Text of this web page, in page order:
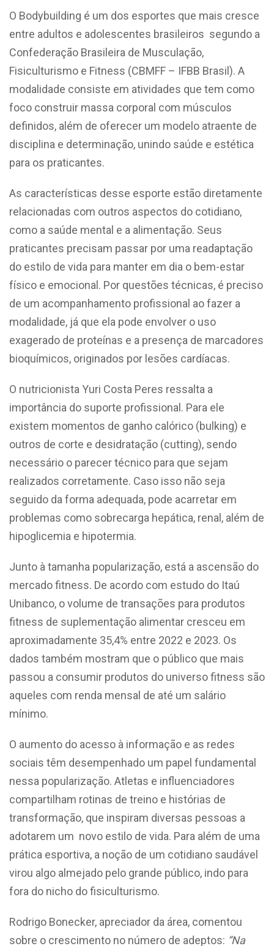
O Bodybuilding é um dos esportes que mais cresce
entre adultos e adolescentes brasileiros segundo a
Confederação Brasileira de Musculação,
Fisiculturismo e Fitness (CBMFF – IFBB Brasil). A
modalidade consiste em atividades que tem como
foco construir massa corporal com músculos
definidos, além de oferecer um modelo atraente de
disciplina e determinação, unindo saúde e estética
para os praticantes.
As características desse esporte estão diretamente
relacionadas com outros aspectos do cotidiano,
como a saúde mental e a alimentação. Seus
praticantes precisam passar por uma readaptação
do estilo de vida para manter em dia o bem-estar
físico e emocional. Por questões técnicas, é preciso
de um acompanhamento profissional ao fazer a
modalidade, já que ela pode envolver o uso
exagerado de proteínas e a presença de marcadores
bioquímicos, originados por lesões cardíacas.
O nutricionista Yuri Costa Peres ressalta a
importância do suporte profissional. Para ele
existem momentos de ganho calórico (bulking) e
outros de corte e desidratação (cutting), sendo
necessário o parecer técnico para que sejam
realizados corretamente. Caso isso não seja
seguido da forma adequada, pode acarretar em
problemas como sobrecarga hepática, renal, além de
hipoglicemia e hipotermia.
Junto à tamanha popularização, está a ascensão do
mercado fitness. De acordo com estudo do Itaú
Unibanco, o volume de transações para produtos
fitness de suplementação alimentar cresceu em
aproximadamente 35,4% entre 2022 e 2023. Os
dados também mostram que o público que mais
passou a consumir produtos do universo fitness são
aqueles com renda mensal de até um salário
mínimo.
O aumento do acesso à informação e as redes
sociais têm desempenhado um papel fundamental
nessa popularização. Atletas e influenciadores
compartilham rotinas de treino e histórias de
transformação, que inspiram diversas pessoas a
adotarem um novo estilo de vida. Para além de uma
prática esportiva, a noção de um cotidiano saudável
virou algo almejado pelo grande público, indo para
fora do nicho do fisiculturismo.
Rodrigo Bonecker, apreciador da área, comentou
sobre o crescimento no número de adeptos: “Na